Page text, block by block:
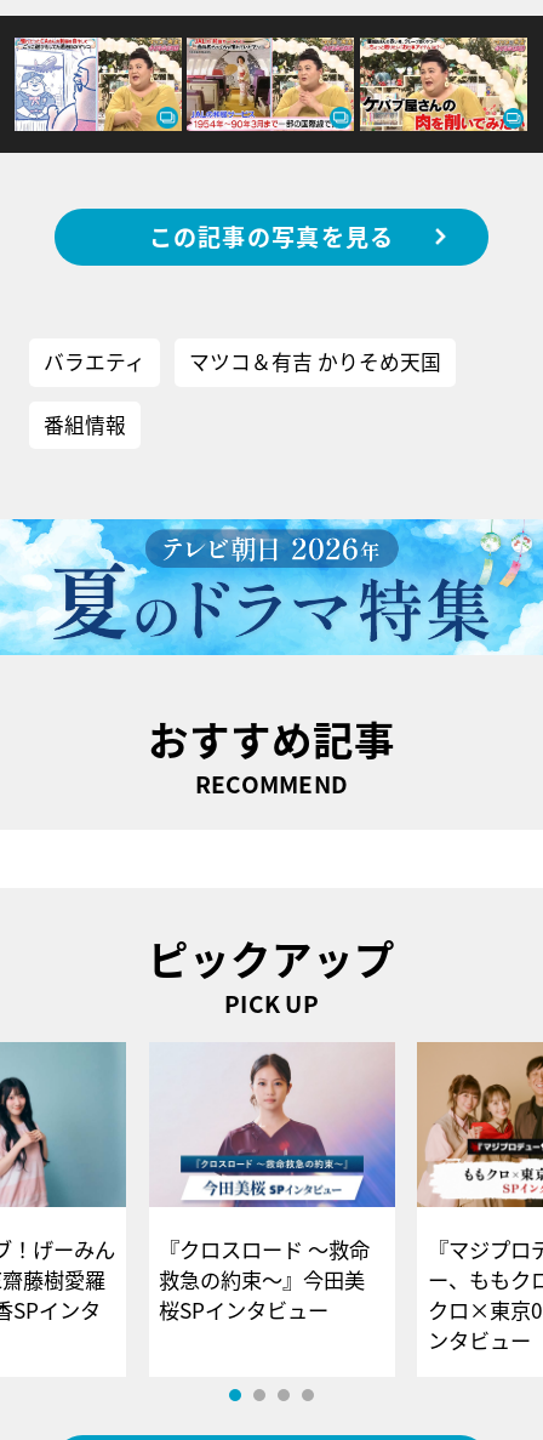
この記事の写真を見る
バラエティ マツコ＆有吉 かりそめ天国
番組情報
おすすめ記事
RECOMMEND
ピックアップ
PICK UP
！げーみん
藤樹愛羅
SPインタ
『クロスロード ～救命
救急の約束～』今田美
桜SPインタビュー
『マジプロ
ー、ももク
クロ×東京
ンタビュー